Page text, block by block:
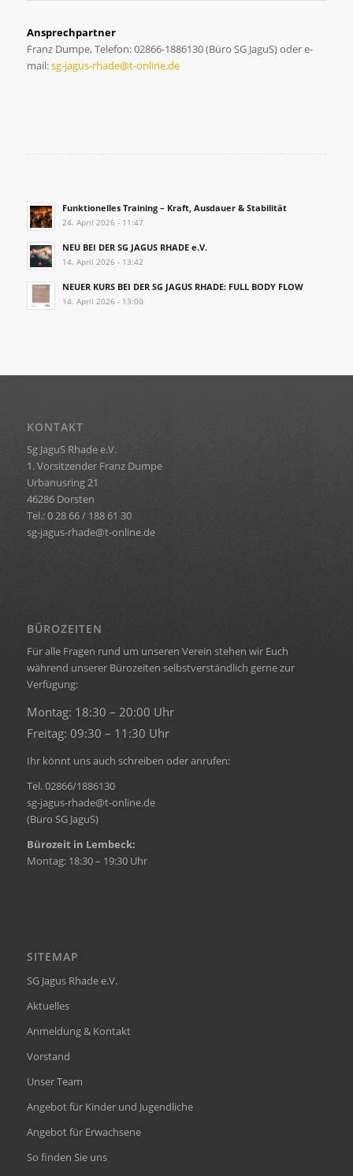
Ansprechpartner
Franz Dumpe, Telefon: 02866-1886130 (Büro SG JaguS) oder e-
mail:sg-jagus-rhade@t-online.de
Funktionelles Training – Kraft, Ausdauer & Stabilität
24. April 2026 - 11:47
NEU BEI DER SG JAGUS RHADE e.V.
14. April 2026 - 13:42
NEUER KURS BEI DER SG JAGUS RHADE: FULL BODY FLOW
14. April 2026 - 13:00
KONTAKT
Sg JaguS Rhade e.V.
1. Vorsitzender Franz Dumpe
Urbanusring 21
46286 Dorsten
Tel.: 0 28 66 / 188 61 30
sg-jagus-rhade@t-online.de
BÜROZEITEN
Für alle Fragen rund um unseren Verein stehen wir Euch
während unserer Bürozeiten selbstverständlich gerne zur
Verfügung:
Montag: 18:30 – 20:00 Uhr
Freitag: 09:30 – 11:30 Uhr
Ihr könnt uns auch schreiben oder anrufen:
Tel. 02866/1886130
sg-jagus-rhade@t-online.de
(Büro SG JaguS)
Bürozeit in Lembeck:
Montag: 18:30 – 19:30 Uhr
SITEMAP
SG Jagus Rhade e.V.
Aktuelles
Anmeldung & Kontakt
Vorstand
Unser Team
Angebot für Kinder und Jugendliche
Angebot für Erwachsene
So finden Sie uns